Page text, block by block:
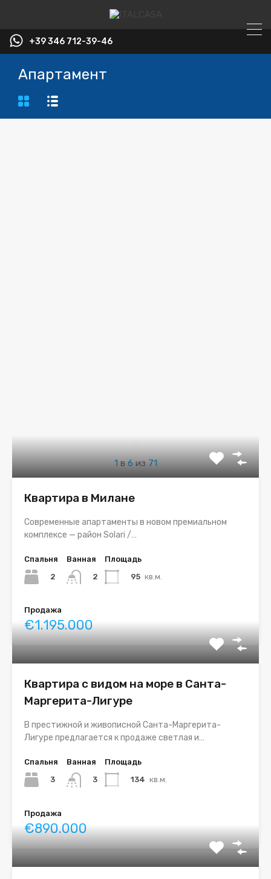
+39 346 712-39-46
Апартамент
1 в6 из71
Квартира в Милане
Современные апартаменты в новом премиальном
комплексе — район Solari /…
Спальня
2
Ванная
2
Площадь
95 кв.м.
Продажа
€1.195.000
Квартира с видом на море в Санта-
Маргерита-Лигуре
В престижной и живописной Санта-Маргерита-
Лигуре предлагается к продаже светлая и…
Спальня
3
Ванная
3
Площадь
134 кв.м.
Продажа
€890.000